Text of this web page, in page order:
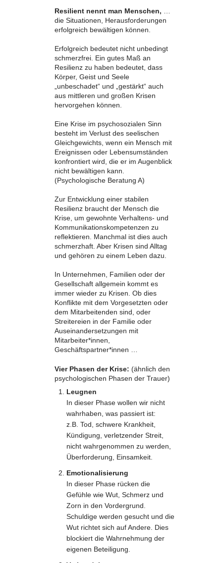
Resilient nennt man Menschen,
die Situationen, Herausforderungen
erfolgreich bewältigen können.
Erfolgreich bedeutet nicht unbedingt
schmerzfrei. Ein gutes Maß an
Resilienz zu haben bedeutet, dass
Körper, Geist und Seele
„unbeschadet“ und „gestärkt“ auch
aus mittleren und großen Krisen
hervorgehen können.
Eine Krise im psychosozialen Sinn
besteht im Verlust des seelischen
Gleichgewichts, wenn ein Mensch mit
Ereignissen oder Lebensumständen
konfrontiert wird, die er im Augenblick
nicht bewältigen kann.
(Psychologische Beratung A)
Zur Entwicklung einer stabilen
Resilienz braucht der Mensch die
Krise, um gewohnte Verhaltens- und
Kommunikationskompetenzen zu
reflektieren. Manchmal ist dies auch
schmerzhaft. Aber Krisen sind Alltag
und gehören zu einem Leben dazu.
In Unternehmen, Familien oder der
Gesellschaft allgemein kommt es
immer wieder zu Krisen. Ob dies
Konflikte mit dem Vorgesetzten oder
dem Mitarbeitenden sind, oder
Streitereien in der Familie oder
Auseinandersetzungen mit
Mitarbeiter*innen,
Geschäftspartner*innen …
Vier Phasen der Krise: (ähnlich den
psychologischen Phasen der Trauer)
Leugnen
In dieser Phase wollen wir nicht
wahrhaben, was passiert ist:
z.B. Tod, schwere Krankheit,
Kündigung, verletzender Streit,
nicht wahrgenommen zu werden,
Überforderung, Einsamkeit.
Emotionalisierung
In dieser Phase rücken die
Gefühle wie Wut, Schmerz und
Zorn in den Vordergrund.
Schuldige werden gesucht und die
Wut richtet sich auf Andere. Dies
blockiert die Wahrnehmung der
eigenen Beteiligung.